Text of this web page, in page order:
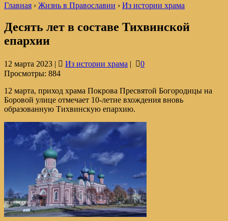
Главная › Жизнь в Православии › Из истории храма
Десять лет в составе Тихвинской
епархии
12 марта 2023 | Из истории храма |
0
Просмотры: 884
12 марта, приход храма Покрова Пресвятой Богородицы на
Боровой улице отмечает 10-летие вхождения вновь
образованную Тихвинскую епархию.